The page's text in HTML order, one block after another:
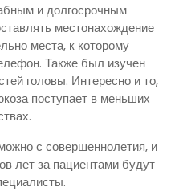
и долгосрочным
местонахождение
места, к которому
Также был изучен
головы. Интересно и то,
поступает в меньших
с совершеннолетия, и
лет за пациентами будут